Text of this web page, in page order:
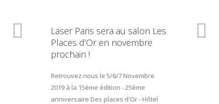
Laser Paris sera au salon Les
Places d’Or en novembre
prochain !
Retrouvez nous le 5/6/7 Novembre
2019 à la 15ème édition - 25ème
anniversaire Des places d'Or - Hôtel